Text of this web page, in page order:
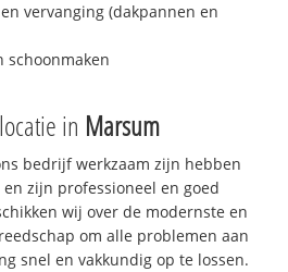
vervanging (dakpannen en
schoonmaken
in Marsum
bedrijf werkzaam zijn hebben
zijn professioneel en goed
wij over de modernste en
om alle problemen aan
snel en vakkundig op te lossen.